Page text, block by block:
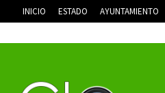
INICIO ESTADO AYUNTAMIENTO